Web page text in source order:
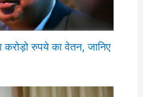
करोड़ो रुपये का वेतन, जानिए